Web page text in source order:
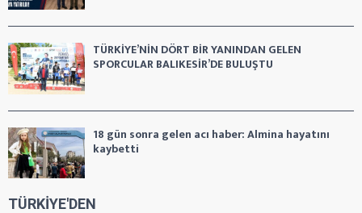
TÜRKİYE’NİN DÖRT BİR YANINDAN GELEN
SPORCULAR BALIKESİR’DE BULUŞTU
18 gün sonra gelen acı haber: Almina hayatını
kaybetti
TÜRKİYE'DEN